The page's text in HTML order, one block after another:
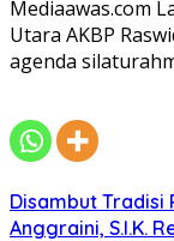
Mediaawas.com
Utara AKBP
agenda
Disambut Tradisi
Anggraini, S.I.K.